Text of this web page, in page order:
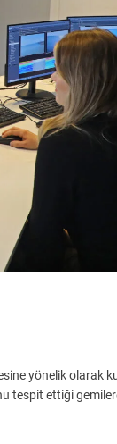
yönelik olarak
tespit ettiği